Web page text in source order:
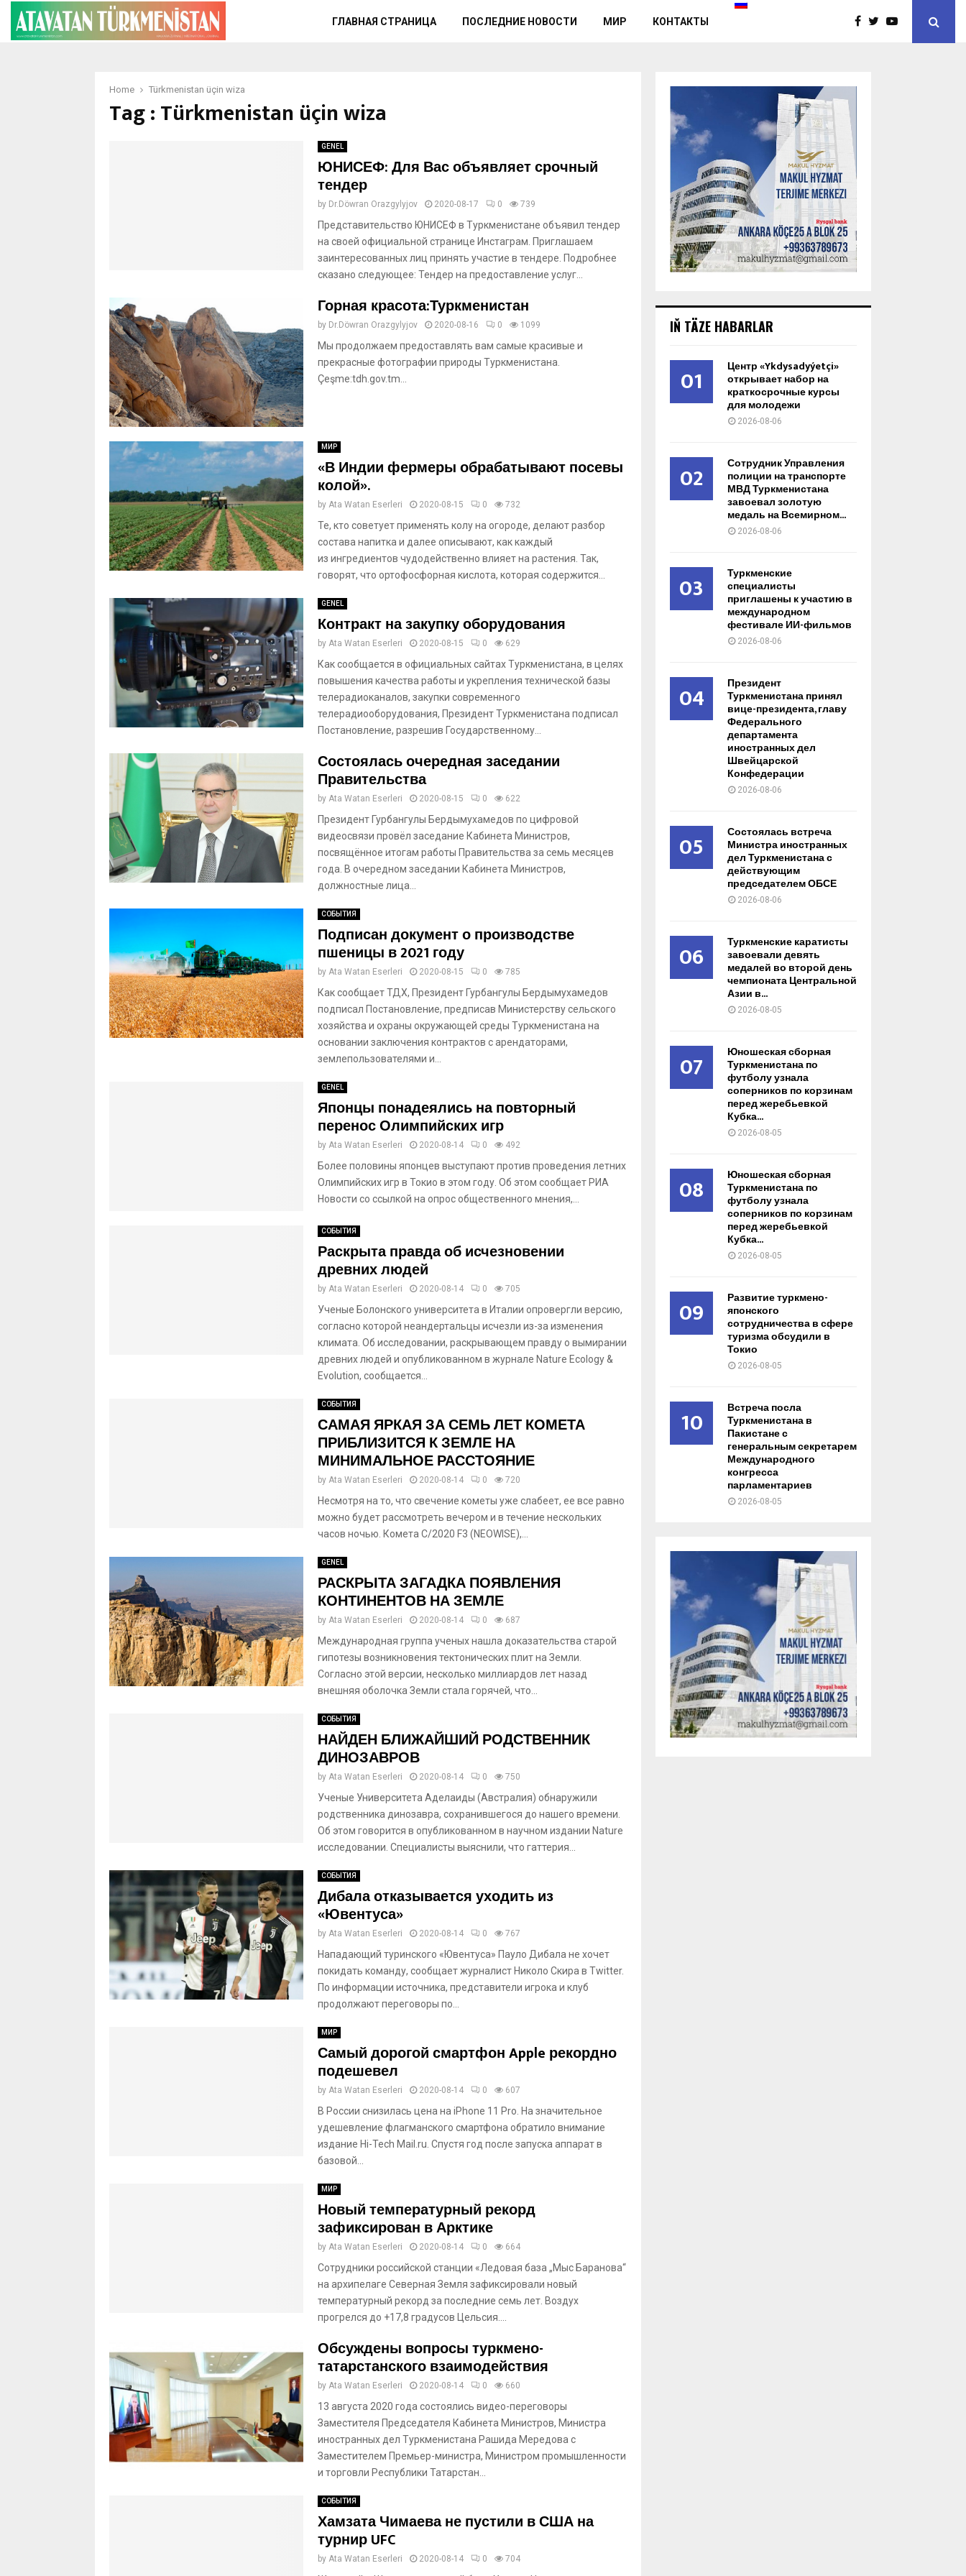
ГЛАВНАЯ СТРАНИЦА ПОСЛЕДНИЕ НОВОСТИ МИР КОНТАКТЫ
Home Türkmenistan üçin wiza
Tag : Türkmenistan üçin wiza
GENEL
ЮНИСЕФ: Для Вас объявляет срочный
тендер
by Dr.Döwran Orazgylyjov 2020-08-17 0 739
Представительство ЮНИСЕФ в Туркменистане объявил тендер
на своей официальной странице Инстаграм. Приглашаем
заинтересованных лиц принять участие в тендере. Подробнее
сказано следующее: Тендер на предоставление услуг...
Горная красота:Туркменистан
by Dr.Döwran Orazgylyjov 2020-08-16 0 1099
Мы продолжаем предоставлять вам самые красивые и
прекрасные фотографии природы Туркменистана.
Çeşme:tdh.gov.tm...
МИР
«В Индии фермеры обрабатывают посевы
колой».
by Ata Watan Eserleri 2020-08-15 0 732
Те, кто советует применять колу на огороде, делают разбор
состава напитка и далее описывают, как каждый
из ингредиентов чудодейственно влияет на растения. Так,
говорят, что ортофосфорная кислота, которая содержится...
GENEL
Контракт на закупку оборудования
by Ata Watan Eserleri 2020-08-15 0 629
Как сообщается в официальных сайтах Туркменистана, в целях
повышения качества работы и укрепления технической базы
телерадиоканалов, закупки современного
телерадиооборудования, Президент Туркменистана подписал
Постановление, разрешив Государственному...
Состоялась очередная заседании
Правительства
by Ata Watan Eserleri 2020-08-15 0 622
Президент Гурбангулы Бердымухамедов по цифровой
видеосвязи провёл заседание Кабинета Министров,
посвящённое итогам работы Правительства за семь месяцев
года. В очередном заседании Кабинета Министров,
должностные лица...
СОБЫТИЯ
Подписан документ о производстве
пшеницы в 2021 году
by Ata Watan Eserleri 2020-08-15 0 785
Как сообщает ТДХ, Президент Гурбангулы Бердымухамедов
подписал Постановление, предписав Министерству сельского
хозяйства и охраны окружающей среды Туркменистана на
основании заключения контрактов с арендаторами,
землепользователями и...
GENEL
Японцы понадеялись на повторный
перенос Олимпийских игр
by Ata Watan Eserleri 2020-08-14 0 492
Более половины японцев выступают против проведения летних
Олимпийских игр в Токио в этом году. Об этом сообщает РИА
Новости со ссылкой на опрос общественного мнения,...
СОБЫТИЯ
Раскрыта правда об исчезновении
древних людей
by Ata Watan Eserleri 2020-08-14 0 705
Ученые Болонского университета в Италии опровергли версию,
согласно которой неандертальцы исчезли из-за изменения
климата. Об исследовании, раскрывающем правду о вымирании
древних людей и опубликованном в журнале Nature Ecology &
Evolution, сообщается...
СОБЫТИЯ
САМАЯ ЯРКАЯ ЗА СЕМЬ ЛЕТ КОМЕТА
ПРИБЛИЗИТСЯ К ЗЕМЛЕ НА
МИНИМАЛЬНОЕ РАССТОЯНИЕ
by Ata Watan Eserleri 2020-08-14 0 720
Несмотря на то, что свечение кометы уже слабеет, ее все равно
можно будет рассмотреть вечером и в течение нескольких
часов ночью. Комета C/2020 F3 (NEOWISE),...
GENEL
РАСКРЫТА ЗАГАДКА ПОЯВЛЕНИЯ
КОНТИНЕНТОВ НА ЗЕМЛЕ
by Ata Watan Eserleri 2020-08-14 0 687
Международная группа ученых нашла доказательства старой
гипотезы возникновения тектонических плит на Земли.
Согласно этой версии, несколько миллиардов лет назад
внешняя оболочка Земли стала горячей, что...
СОБЫТИЯ
НАЙДЕН БЛИЖАЙШИЙ РОДСТВЕННИК
ДИНОЗАВРОВ
by Ata Watan Eserleri 2020-08-14 0 750
Ученые Университета Аделаиды (Австралия) обнаружили
родственника динозавра, сохранившегося до нашего времени.
Об этом говорится в опубликованном в научном издании Nature
исследовании. Специалисты выяснили, что гаттерия...
СОБЫТИЯ
Дибала отказывается уходить из
«Ювентуса»
by Ata Watan Eserleri 2020-08-14 0 767
Нападающий туринского «Ювентуса» Пауло Дибала не хочет
покидать команду, сообщает журналист Николо Скира в Twitter.
По информации источника, представители игрока и клуб
продолжают переговоры по...
МИР
Самый дорогой смартфон Apple рекордно
подешевел
by Ata Watan Eserleri 2020-08-14 0 607
В России снизилась цена на iPhone 11 Pro. На значительное
удешевление флагманского смартфона обратило внимание
издание Hi-Tech Mail.ru. Спустя год после запуска аппарат в
базовой...
МИР
Новый температурный рекорд
зафиксирован в Арктике
by Ata Watan Eserleri 2020-08-14 0 664
Сотрудники российской станции «Ледовая база „Мыс Баранова“
на архипелаге Северная Земля зафиксировали новый
температурный рекорд за последние семь лет. Воздух
прогрелся до +17,8 градусов Цельсия....
Обсуждены вопросы туркмено-
татарстанского взаимодействия
by Ata Watan Eserleri 2020-08-14 0 660
13 августа 2020 года состоялись видео-переговоры
Заместителя Председателя Кабинета Министров, Министра
иностранных дел Туркменистана Рашида Мередова с
Заместителем Премьер-министра, Министром промышленности
и торговли Республики Татарстан...
СОБЫТИЯ
Хамзата Чимаева не пустили в США на
турнир UFC
by Ata Watan Eserleri 2020-08-14 0 704
IŇ TÄZE HABARLAR
01 Центр «Ykdysadyýetçi»
открывает набор на
краткосрочные курсы
для молодежи
2026-08-06
02 Сотрудник Управления
полиции на транспорте
МВД Туркменистана
завоевал золотую
медаль на Всемирном...
2026-08-06
03 Туркменские
специалисты
приглашены к участию в
международном
фестивале ИИ-фильмов
2026-08-06
04 Президент
Туркменистана принял
вице-президента, главу
Федерального
департамента
иностранных дел
Швейцарской
Конфедерации
2026-08-06
05 Состоялась встреча
Министра иностранных
дел Туркменистана с
действующим
председателем ОБСЕ
2026-08-06
06 Туркменские каратисты
завоевали девять
медалей во второй день
чемпионата Центральной
Азии в...
2026-08-05
07 Юношеская сборная
Туркменистана по
футболу узнала
соперников по корзинам
перед жеребьевкой
Кубка...
2026-08-05
08 Юношеская сборная
Туркменистана по
футболу узнала
соперников по корзинам
перед жеребьевкой
Кубка...
2026-08-05
09 Развитие туркмено-
японского
сотрудничества в сфере
туризма обсудили в
Токио
2026-08-05
10 Встреча посла
Туркменистана в
Пакистане с
генеральным секретарем
Международного
конгресса
парламентариев
2026-08-05